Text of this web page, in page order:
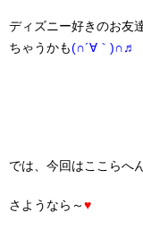
ディズニー好きのお友
ちゃうかも(∩´∀｀)∩♬
では、今回はここらへ
さようなら～♥